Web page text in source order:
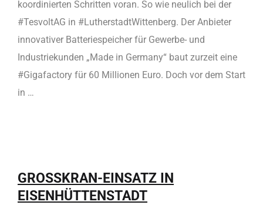
koordinierten Schritten voran. So wie neulich bei der
#TesvoltAG in #LutherstadtWittenberg. Der Anbieter
innovativer Batteriespeicher für Gewerbe- und
Industriekunden „Made in Germany“ baut zurzeit eine
#Gigafactory für 60 Millionen Euro. Doch vor dem Start
in …
GROSSKRAN-EINSATZ IN
EISENHÜTTENSTADT